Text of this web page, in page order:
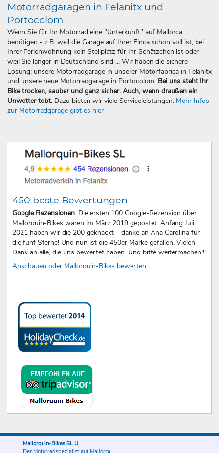
Motorradgaragen in Felanitx und
Portocolom
Wenn Sie für Ihr Motorrad eine "Unterkunft" auf Mallorca
benötigen - z.B. weil die Garage auf Ihrer Finca schon voll ist, bei
Ihrer Ferienwohnung kein Stellplatz für Ihr Schätzchen ist oder
weil Sie länger in Deutschland sind ... Wir haben die sichere
Lösung: unsere Motorradgarage in unserer Motorfabrica in Felanitx
und unsere neue Motorradgarage in Portocolom. Bei uns steht Ihr
Bike trocken, sauber und ganz sicher. Auch, wenn draußen ein
Unwetter tobt. Dazu bieten wir viele Serviceleistungen. Mehr Infos
zur Motorradgarage gibt es hier
450 beste Bewertungen
Google Rezensionen: Die ersten 100 Google-Rezension über
Mallorquin-Bikes waren im März 2019 gepostet. Anfang Juli
2021 haben wir die 200 geknackt – danke an Ana Carolina für
die fünf Sterne! Und nun ist die 450er Marke gefallen. Vielen
Dank an alle, die uns bewertet haben. Und bitte weitermachen!!!
Anschauen oder Mallorquin-Bikes bewerten
Mallorquin-Bikes SL U
Der Motorradspezialist auf Mallorca